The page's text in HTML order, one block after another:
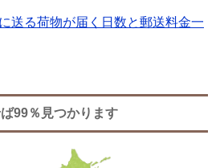
送る荷物が届く日数と郵送料金一
99％見つかります